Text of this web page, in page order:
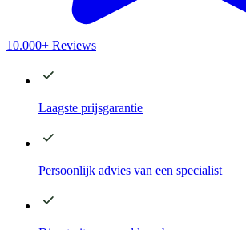
10.000+ Reviews
Laagste prijsgarantie
Persoonlijk advies van een specialist